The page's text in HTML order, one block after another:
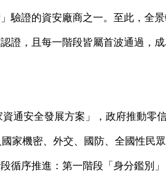
驗證的資安廠商之一。至此，全
證，且每一階段皆屬首波通過，
通安全發展方案」，政府推動零
家機密、外交、國防、全國性民
循序推進：第一階段「身分鑑別